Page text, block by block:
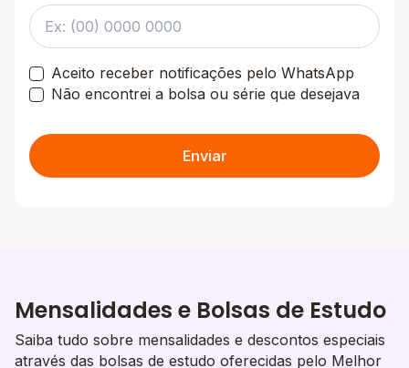
Aceito receber notificações pelo WhatsApp
Não encontrei a bolsa ou série que desejava
Enviar
Mensalidades e Bolsas de Estudo
Saiba tudo sobre mensalidades e descontos especiais
através das bolsas de estudo oferecidas pelo Melhor